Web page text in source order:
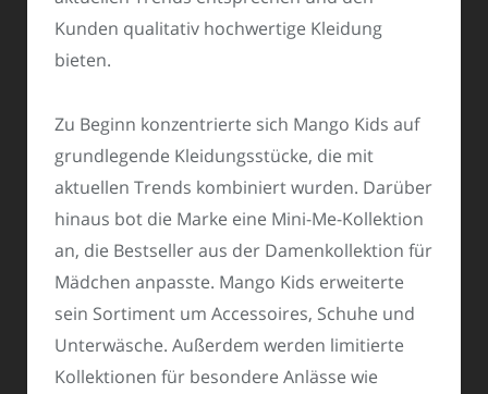
Kunden qualitativ hochwertige Kleidung
bieten.
Zu Beginn konzentrierte sich Mango Kids auf
grundlegende Kleidungsstücke, die mit
aktuellen Trends kombiniert wurden. Darüber
hinaus bot die Marke eine Mini-Me-Kollektion
an, die Bestseller aus der Damenkollektion für
Mädchen anpasste. Mango Kids erweiterte
sein Sortiment um Accessoires, Schuhe und
Unterwäsche. Außerdem werden limitierte
Kollektionen für besondere Anlässe wie